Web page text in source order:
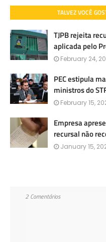
TALVEZ VOCÊ
TJPB rejeita
aplicada pelo
February 24,
PEC estipula
ministros do
February 15,
Empresa
recursal não
January 15,
2 Comentários